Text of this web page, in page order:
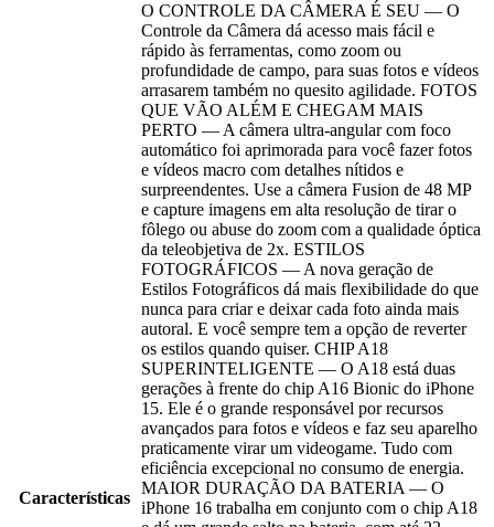
Características
O CONTROLE DA CÂMERA É SEU — O
Controle da Câmera dá acesso mais fácil e
rápido às ferramentas, como zoom ou
profundidade de campo, para suas fotos e vídeos
arrasarem também no quesito agilidade. FOTOS
QUE VÃO ALÉM E CHEGAM MAIS
PERTO — A câmera ultra-angular com foco
automático foi aprimorada para você fazer fotos
e vídeos macro com detalhes nítidos e
surpreendentes. Use a câmera Fusion de 48 MP
e capture imagens em alta resolução de tirar o
fôlego ou abuse do zoom com a qualidade óptica
da teleobjetiva de 2x. ESTILOS
FOTOGRÁFICOS — A nova geração de
Estilos Fotográficos dá mais flexibilidade do que
nunca para criar e deixar cada foto ainda mais
autoral. E você sempre tem a opção de reverter
os estilos quando quiser. CHIP A18
SUPERINTELIGENTE — O A18 está duas
gerações à frente do chip A16 Bionic do iPhone
15. Ele é o grande responsável por recursos
avançados para fotos e vídeos e faz seu aparelho
praticamente virar um videogame. Tudo com
eficiência excepcional no consumo de energia.
MAIOR DURAÇÃO DA BATERIA — O
iPhone 16 trabalha em conjunto com o chip A18